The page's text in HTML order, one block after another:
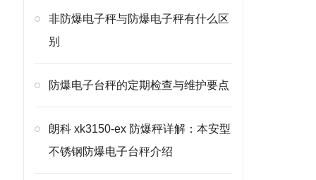
非防爆电子秤与防爆电子秤有什么区
别
防爆电子台秤的定期检查与维护要点
朗科 xk3150-ex 防爆秤详解：本安型
不锈钢防爆电子台秤介绍